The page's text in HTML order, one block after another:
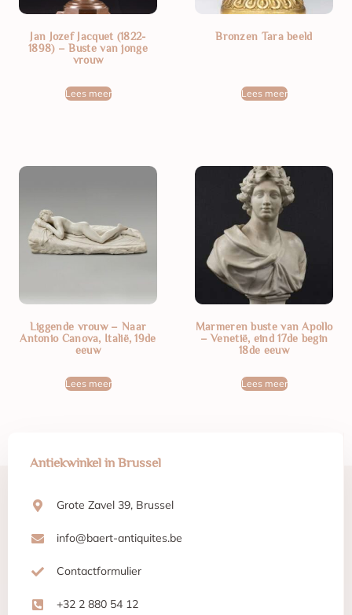
Jan Jozef Jacquet (1822-
1898) – Buste van jonge
vrouw
Lees meer
Bronzen Tara beeld
Lees meer
Liggende vrouw – Naar
Antonio Canova, Italië, 19de
eeuw
Lees meer
Marmeren buste van Apollo
– Venetië, eind 17de begin
18de eeuw
Lees meer
Antiekwinkel in Brussel
Grote Zavel 39, Brussel
info@baert-antiquites.be
Contactformulier
+32 2 880 54 12